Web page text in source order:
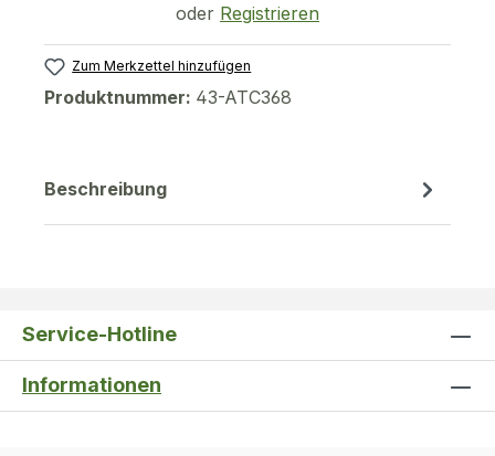
oder Registrieren
Zum Merkzettel hinzufügen
Produktnummer: 43-ATC368
Beschreibung
Service-Hotline
Informationen